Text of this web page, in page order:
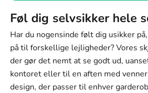
Farve
Khaki
Beige
Lys blå
Lys brun
Føl dig selvsikker hele
Har du nogensinde følt dig usikker
på til forskellige lejligheder? Vores
der gør det nemt at se godt ud,
kontoret eller til en aften med
design, der passer til enhver